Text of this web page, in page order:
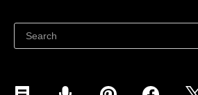
Jualan di Facebook